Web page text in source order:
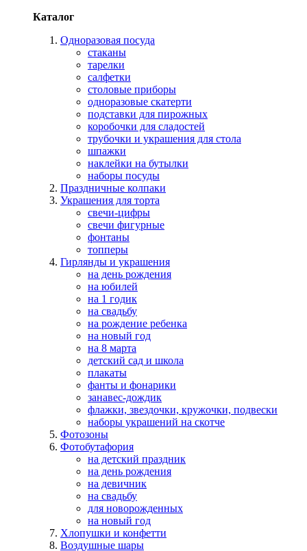
Каталог
Одноразовая посуда
стаканы
тарелки
салфетки
столовые приборы
одноразовые скатерти
подставки для пирожных
коробочки для сладостей
трубочки и украшения для стола
шпажки
наклейки на бутылки
наборы посуды
Праздничные колпаки
Украшения для торта
свечи-цифры
свечи фигурные
фонтаны
топперы
Гирлянды и украшения
на день рождения
на юбилей
на 1 годик
на свадьбу
на рождение ребенка
на новый год
на 8 марта
детский сад и школа
плакаты
фанты и фонарики
занавес-дождик
флажки, звездочки, кружочки, подвески
наборы украшений на скотче
Фотозоны
Фотобутафория
на детский праздник
на день рождения
на девичник
на свадьбу
для новорожденных
на новый год
Хлопушки и конфетти
Воздушные шары